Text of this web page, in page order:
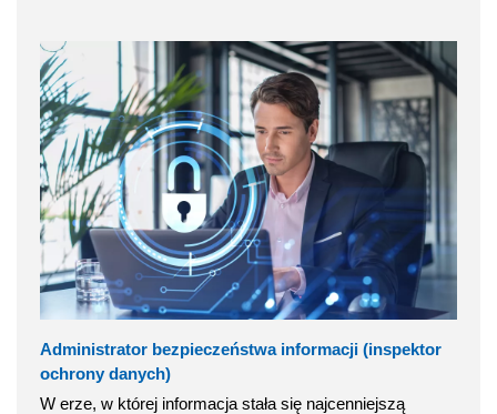
Administrator bezpieczeństwa informacji (inspektor
ochrony danych)
W erze, w której informacja stała się najcenniejszą